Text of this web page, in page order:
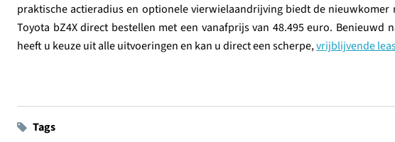
praktische actieradius en optionele vierwielaandrijving biedt de
Toyota bZ4X direct bestellen met een vanafprijs van 48.495 euro. Benieuwd
heeft u keuze uit alle uitvoeringen en kan u direct een scherpe,vrijblijvende
Tags